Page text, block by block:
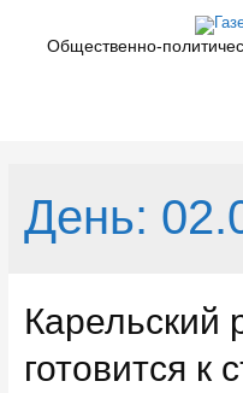
содержимомуОбщественно-
День:
Карельский
готовится к